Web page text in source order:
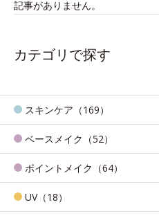
記事がありません。
カテゴリで探す
スキンケア（169）
ベースメイク（52）
ポイントメイク（64）
UV（18）